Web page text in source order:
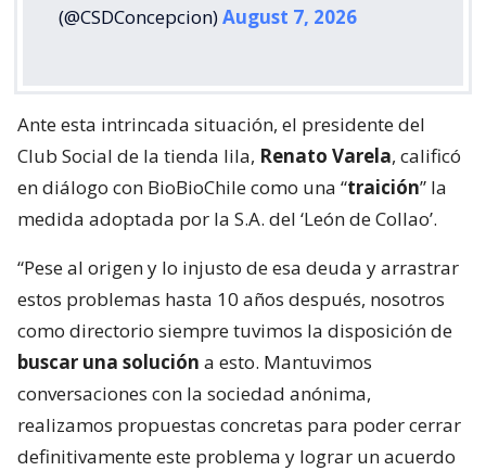
(@CSDConcepcion)August 7, 2026
Ante esta intrincada situación, el presidente del
Club Social de la tienda lila, Renato Varela, calificó
en diálogo con BioBioChile como una “traición” la
medida adoptada por la S.A. del ‘León de Collao’.
“Pese al origen y lo injusto de esa deuda y arrastrar
estos problemas hasta 10 años después, nosotros
como directorio siempre tuvimos la disposición de
buscar una solución a esto. Mantuvimos
conversaciones con la sociedad anónima,
realizamos propuestas concretas para poder cerrar
definitivamente este problema y lograr un acuerdo